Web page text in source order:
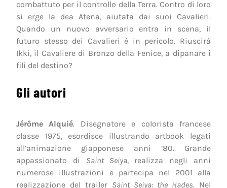
combattuto per il controllo della Terra. Contro di loro
si erge la dea Atena, aiutata dai suoi Cavalieri.
Quando un nuovo avversario entra in scena, il
futuro stesso dei Cavalieri è in pericolo. Riuscirà
Ikki, il Cavaliere di Bronzo della Fenice, a dipanare i
fili del destino?
Gli autori
Jérôme Alquié. Disegnatore e colorista francese
classe 1975, esordisce illustrando artbook legati
all’animazione giapponese anni ’80. Grande
appassionato di Saint Seiya, realizza negli anni
numerose illustrazioni e partecipa nel 2001 alla
realizzazione del trailer Saint Seiya: the Hades. Nel